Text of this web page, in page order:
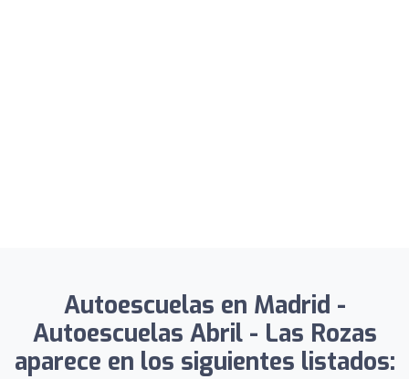
Autoescuelas en Madrid -
Autoescuelas Abril - Las Rozas
aparece en los siguientes listados: